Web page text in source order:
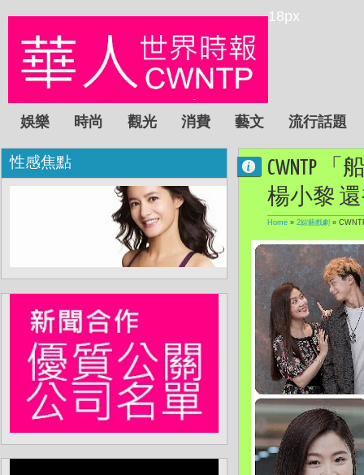
18px
娛樂 時尚 觀光 消費 藝文 流行話題
CWNTP
楊小黎
Home » 2綜藝戲劇 »
性感焦點